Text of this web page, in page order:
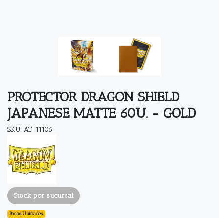
PROTECTOR DRAGON SHIELD
JAPANESE MATTE 60U. - GOLD
SKU: AT-11106
Stock por sucursal
Pocas Unidades.